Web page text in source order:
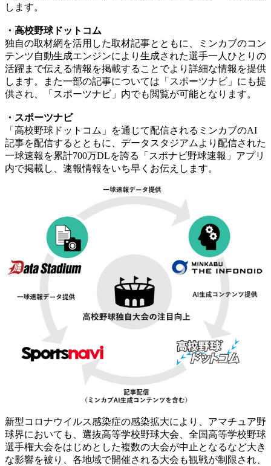
します。
・高校野球ドットコム
独自の取材網を活用した取材記事とともに、ミンカブのコン
テンツ自動生成エンジンにより生成された選手一人ひとりの
活躍まで伝える情報を掲載することでより詳細な情報を提供
します。また一部の記事については「スポーツナビ」にも提
供され、「スポーツナビ」内でも閲覧が可能となります。
・スポーツナビ
「高校野球ドットコム」を通じて配信されるミンカブのAI
記事を配信するとともに、データスタジアムより配信された
一球速報を累計700万DLを誇る「スポナビ野球速報」アプリ
内で掲載し、速報情報をいち早くお伝えします。
新型コロナウイルス感染症の感染拡大により、アマチュア野
球界においても、選抜高等学校野球大会、全国高等学校野球
選手権大会をはじめとした複数の大会が中止となるなど大き
な影響を被り、各地域で開催される大会も観戦が制限され、